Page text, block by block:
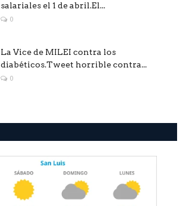
salariales el 1 de abril.El...
0
La Vice de MILEI contra los
diabéticos.Tweet horrible contra...
0